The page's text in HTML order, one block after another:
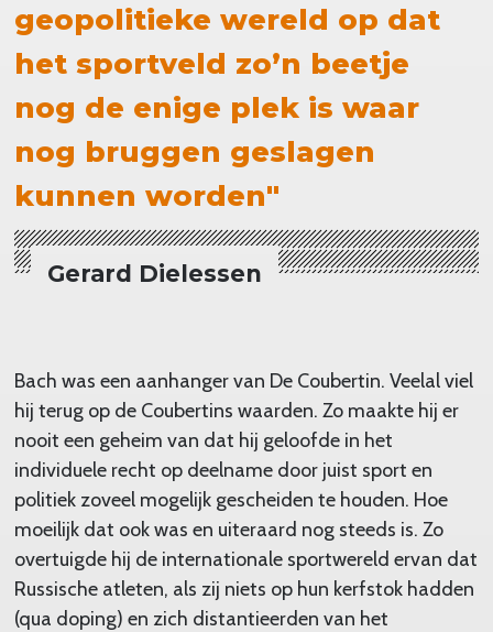
geopolitieke wereld op dat
het sportveld zo’n beetje
nog de enige plek is waar
nog bruggen geslagen
kunnen worden"
Gerard Dielessen
Bach was een aanhanger van De Coubertin. Veelal viel
hij terug op de Coubertins waarden. Zo maakte hij er
nooit een geheim van dat hij geloofde in het
individuele recht op deelname door juist sport en
politiek zoveel mogelijk gescheiden te houden. Hoe
moeilijk dat ook was en uiteraard nog steeds is. Zo
overtuigde hij de internationale sportwereld ervan dat
Russische atleten, als zij niets op hun kerfstok hadden
(qua doping) en zich distantieerden van het